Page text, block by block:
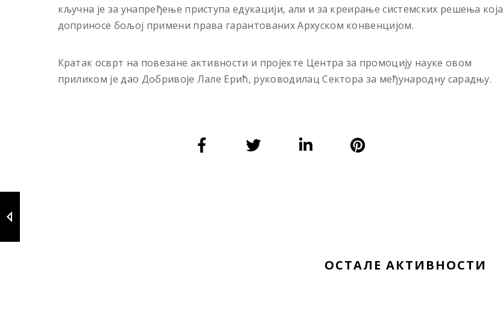
кључна је за унапређење приступа едукацији, али и за креирање системских решења која
доприносе бољој примени права гарантованих Архуском конвенцијом.
Кратак осврт на повезане активности и пројекте Центра за промоцију науке овом
приликом је дао Добривоје Лале Ерић, руководилац Сектора за међународну сарадњу.
ОСТАЛЕ АКТИВНОСТИ